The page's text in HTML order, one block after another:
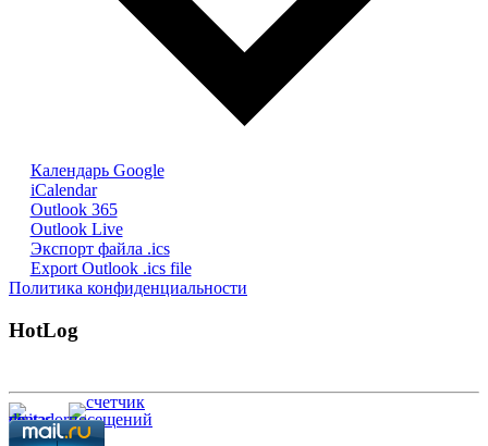
Календарь Google
iCalendar
Outlook 365
Outlook Live
Экспорт файла .ics
Export Outlook .ics file
Политика конфиденциальности
HotLog